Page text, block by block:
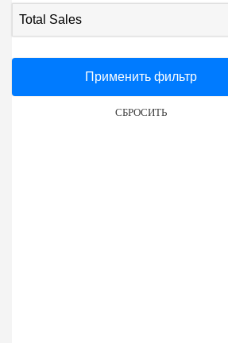
Total Sales
Применить фильтр
СБРОСИТЬ